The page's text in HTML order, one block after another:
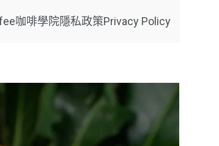
咖啡學院隱私政策Privacy Policy